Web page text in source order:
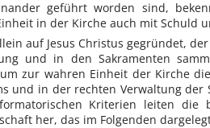
geführt worden sind,
in der Kirche auch mit Schuld
auf Jesus Christus gegründet,
und in den Sakramenten
zur wahren Einheit der Kirche
und in der rechten Verwaltung
Kriterien leiten die
her, das im Folgenden